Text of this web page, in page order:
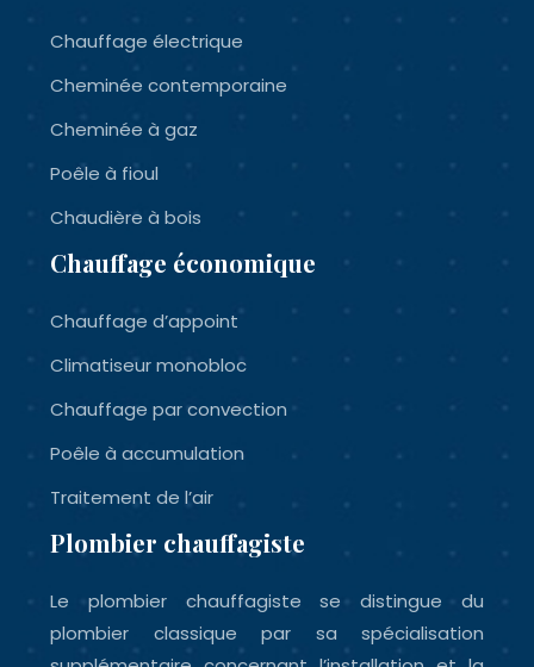
Chauffage électrique
Cheminée contemporaine
Cheminée à gaz
Poêle à fioul
Chaudière à bois
Chauffage économique
Chauffage d’appoint
Climatiseur monobloc
Chauffage par convection
Poêle à accumulation
Traitement de l’air
Plombier chauffagiste
Le plombier chauffagiste se distingue du
plombier classique par sa spécialisation